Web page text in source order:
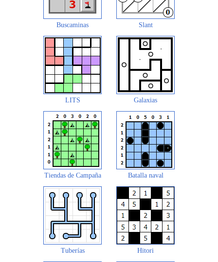
Buscaminas Slant
LITS Galaxias
Tiendas de Campaña Batalla naval
Tuberías Hitori